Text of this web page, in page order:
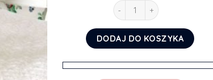
ilość Kwiatuszki na tapecie
DODAJ DO KOSZYKA